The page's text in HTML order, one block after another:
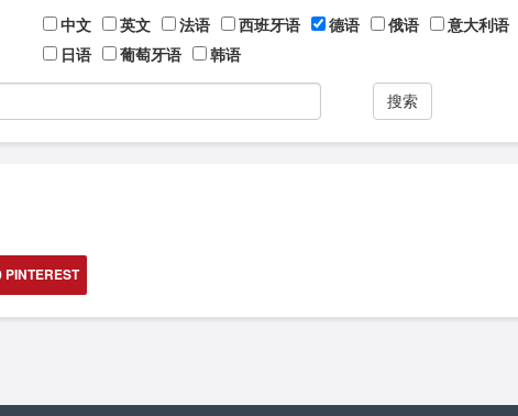
中文
英文 法语 西班牙语 德语 俄语
意大利语
日语
葡萄牙语 韩语
搜索
PINTEREST